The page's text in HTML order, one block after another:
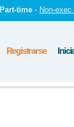
Part-time - Non-
Registrarse